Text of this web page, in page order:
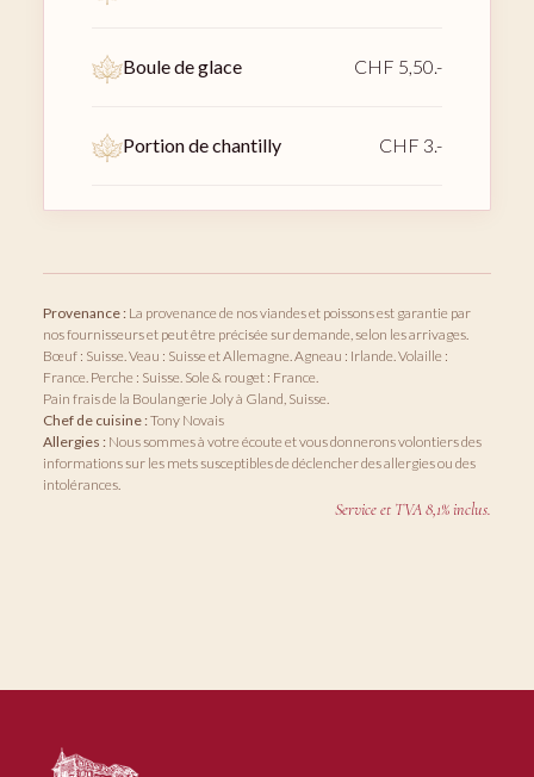
Boule de glace CHF 5,50.-
Portion de chantilly CHF 3.-
Provenance : La provenance de nos viandes et poissons est garantie par
nos fournisseurs et peut être précisée sur demande, selon les arrivages.
Bœuf : Suisse. Veau : Suisse et Allemagne. Agneau : Irlande. Volaille :
France. Perche : Suisse. Sole & rouget : France.
Pain frais de la Boulangerie Joly à Gland, Suisse.
Chef de cuisine :Tony Novais
Allergies : Nous sommes à votre écoute et vous donnerons volontiers des
informations sur les mets susceptibles de déclencher des allergies ou des
intolérances.
Service et TVA 8,1% inclus.